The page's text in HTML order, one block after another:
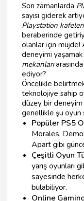
Son zamanlarda
sayısı giderek
Playstation kafeleri
beraberinde
olanlar için müjde!
deneyimi yaşamak
mekanları
ediyor?
Öncelikle
teknolojiye sahip
düzey bir
genellikle şu oyun
Popüler PS5
Morales,
Apart gibi
Çeşitli Oyun
yarış oyunları
sayesinde
bulabiliyor.
Online